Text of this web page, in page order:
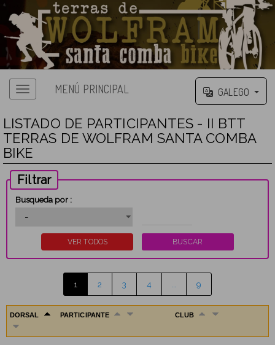
MENÚ PRINCIPAL GALEGO
LISTADO DE PARTICIPANTES - II BTT
TERRAS DE WOLFRAM SANTA COMBA
BIKE
Filtrar
Busqueda por :
1 2 3 4 9
DORSAL PARTICIPANTE CLUB